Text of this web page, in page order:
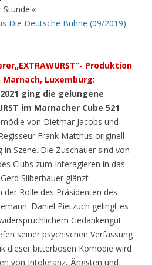
Stunde.«
Die Deutsche Bühne (09/2019)
„EXTRAWURST“- Produktion
Marnach, Luxemburg:
ging die gelungene
im Marnacher Cube 521
von Dietmar Jacobs und
Frank Matthus originell
Szene. Die Zuschauer sind von
Clubs zum Interagieren in das
Silberbauer glänzt
Rolle des Präsidenten des
Daniel Pietzuch gelingt es
Gedankengut
seiner psychischen Verfassung
dieser bitterbösen Komödie wird
von Intoleranz, Ängsten und